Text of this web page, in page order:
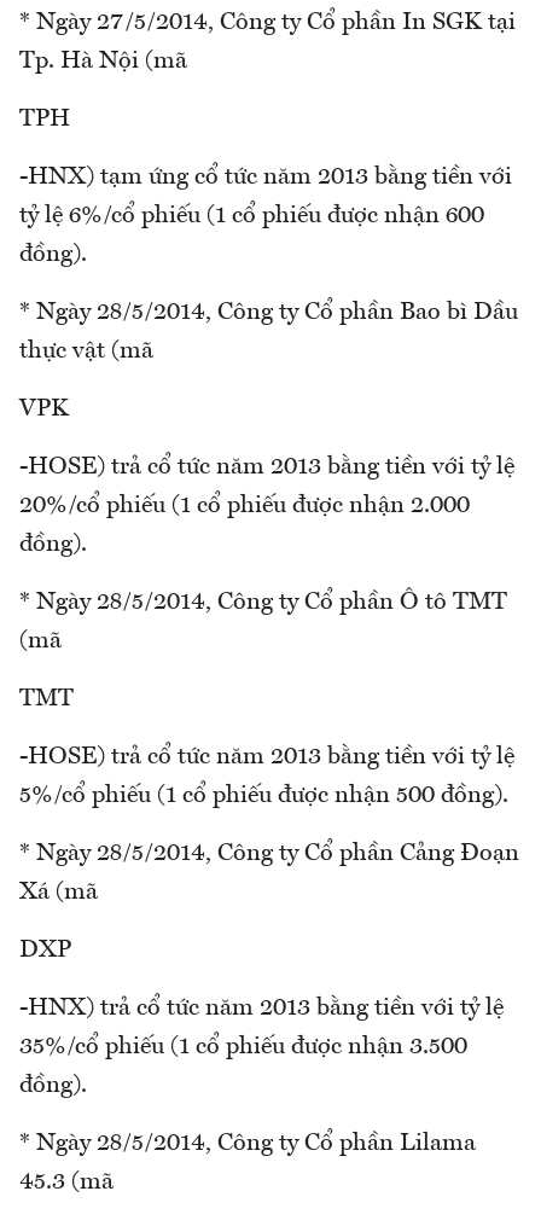
* Ngày 27/5/2014, Công ty Cổ phần In SGK tại
Tp. Hà Nội (mã
TPH
-HNX) tạm ứng cổ tức năm 2013 bằng tiền với
tỷ lệ 6%/cổ phiếu (1 cổ phiếu được nhận 600
đồng).
* Ngày 28/5/2014, Công ty Cổ phần Bao bì Dầu
thực vật (mã
VPK
-HOSE) trả cổ tức năm 2013 bằng tiền với tỷ lệ
20%/cổ phiếu (1 cổ phiếu được nhận 2.000
đồng).
* Ngày 28/5/2014, Công ty Cổ phần Ô tô TMT
(mã
TMT
-HOSE) trả cổ tức năm 2013 bằng tiền với tỷ lệ
5%/cổ phiếu (1 cổ phiếu được nhận 500 đồng).
* Ngày 28/5/2014, Công ty Cổ phần Cảng Đoạn
Xá (mã
DXP
-HNX) trả cổ tức năm 2013 bằng tiền với tỷ lệ
35%/cổ phiếu (1 cổ phiếu được nhận 3.500
đồng).
* Ngày 28/5/2014, Công ty Cổ phần Lilama
45.3 (mã